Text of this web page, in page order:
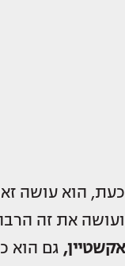
כעת, הוא עושה
ועושה את זה
אקשטיין, גם הוא